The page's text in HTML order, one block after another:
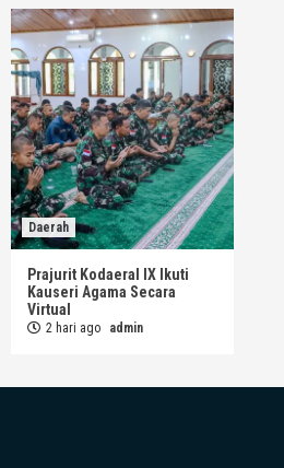
Daerah
Prajurit Kodaeral IX Ikuti
Kauseri Agama Secara
Virtual
2 hari ago admin